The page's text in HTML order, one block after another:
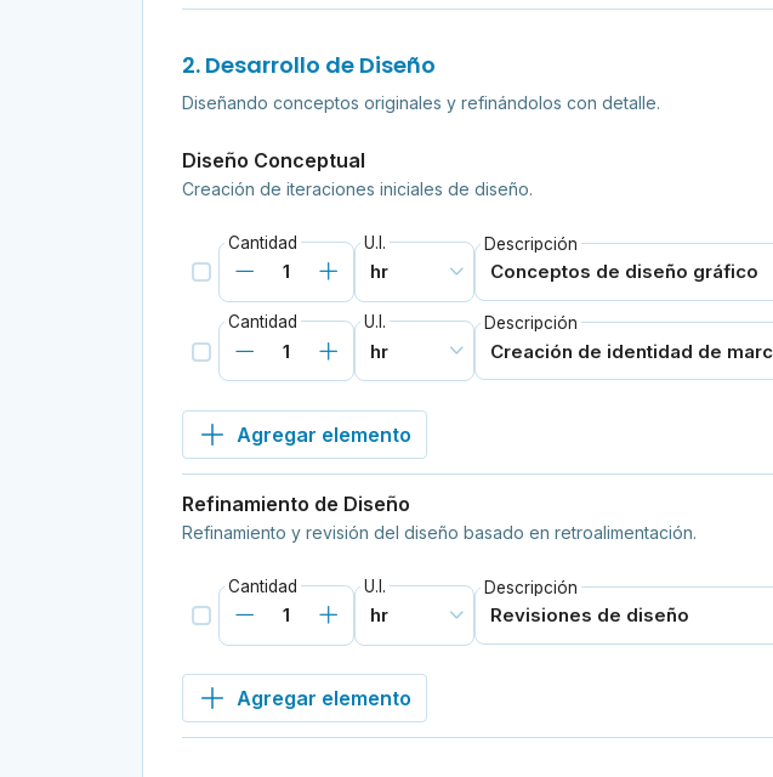
2. Desarrollo de Diseño
Diseñando conceptos originales y refinándolos con detalle.
Diseño Conceptual
Creación de iteraciones iniciales de diseño.
Cantidad U.I. Descripción
Cantidad U.I. Descripción
Agregar elemento
Refinamiento de Diseño
Refinamiento y revisión del diseño basado en retroalimentación.
Cantidad U.I. Descripción
Agregar elemento